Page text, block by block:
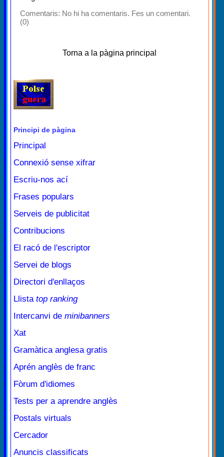
Comentaris: No hi ha comentaris. Fes un comentari.
(0)
Torna a la pàgina principal
Principi de pàgina
Principal
Connexió sense xifrar
Escriu-nos ací
Frases populars
Serveis de publicitat
Contribucions
El racó de l'escriptor
Servei de blogs
Directori d'enllaços
Llista top ranking
Intercanvi de minibanners
Xat
Gramàtica anglesa gratis
Aprén anglès de franc
Fòrum d'idiomes
Tests per a aprendre anglès
Postals virtuals
Cercador
Anuncis classificats